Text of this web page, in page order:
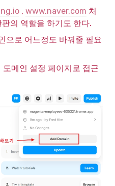
, www.naver.com 처
의 역할을 하기도 한다.
으로 어느정도 바꿔줄 필요
도메인 설정 페이지로 접근